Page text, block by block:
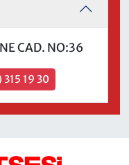
CAD. NO:36
19 30